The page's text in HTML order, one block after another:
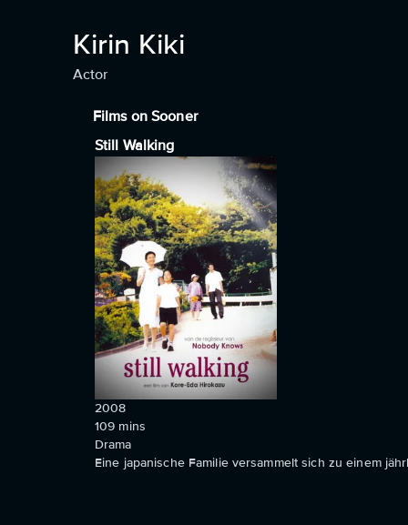
Kirin Kiki
Actor
Films on Sooner
Still Walking
2008
109 mins
Drama
Eine japanische Familie versammelt sich zu einem